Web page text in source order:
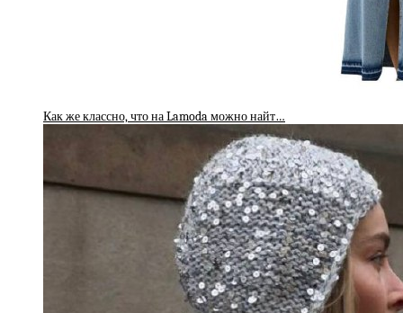
Как же классно, что на Lamoda можно найт…